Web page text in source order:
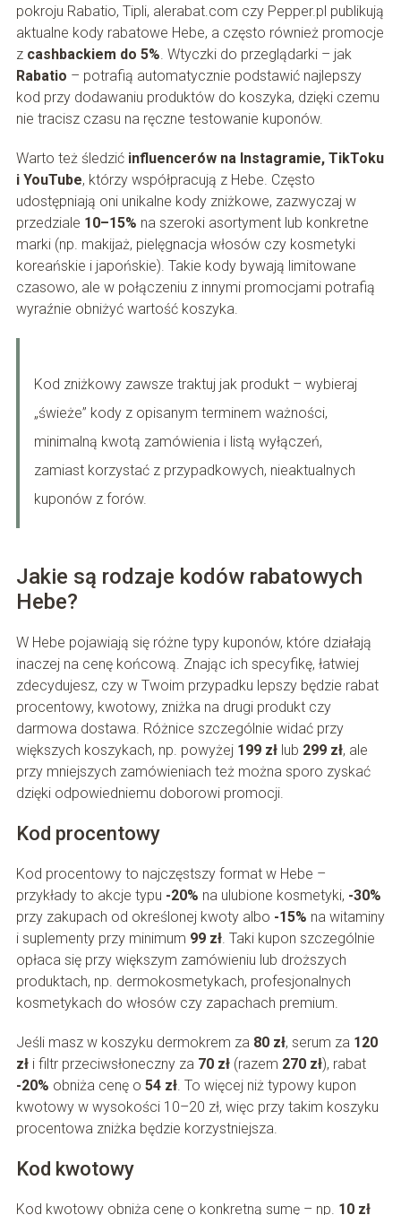
pokroju Rabatio, Tipli, alerabat.com czy Pepper.pl publikują
aktualne kody rabatowe Hebe, a często również promocje
z cashbackiem do 5%. Wtyczki do przeglądarki – jak
Rabatio – potrafią automatycznie podstawić najlepszy
kod przy dodawaniu produktów do koszyka, dzięki czemu
nie tracisz czasu na ręczne testowanie kuponów.
Warto też śledzić influencerów na Instagramie, TikToku
i YouTube, którzy współpracują z Hebe. Często
udostępniają oni unikalne kody zniżkowe, zazwyczaj w
przedziale 10–15% na szeroki asortyment lub konkretne
marki (np. makijaż, pielęgnacja włosów czy kosmetyki
koreańskie i japońskie). Takie kody bywają limitowane
czasowo, ale w połączeniu z innymi promocjami potrafią
wyraźnie obniżyć wartość koszyka.
Kod zniżkowy zawsze traktuj jak produkt – wybieraj
„świeże” kody z opisanym terminem ważności,
minimalną kwotą zamówienia i listą wyłączeń,
zamiast korzystać z przypadkowych, nieaktualnych
kuponów z forów.
Jakie są rodzaje kodów rabatowych
Hebe?
W Hebe pojawiają się różne typy kuponów, które działają
inaczej na cenę końcową. Znając ich specyfikę, łatwiej
zdecydujesz, czy w Twoim przypadku lepszy będzie rabat
procentowy, kwotowy, zniżka na drugi produkt czy
darmowa dostawa. Różnice szczególnie widać przy
większych koszykach, np. powyżej 199 złlub 299 zł, ale
przy mniejszych zamówieniach też można sporo zyskać
dzięki odpowiedniemu doborowi promocji.
Kod procentowy
Kod procentowy to najczęstszy format w Hebe –
przykłady to akcje typu -20% na ulubione kosmetyki, -30%
przy zakupach od określonej kwoty albo -15% na witaminy
i suplementy przy minimum 99 zł. Taki kupon szczególnie
opłaca się przy większym zamówieniu lub droższych
produktach, np. dermokosmetykach, profesjonalnych
kosmetykach do włosów czy zapachach premium.
Jeśli masz w koszyku dermokrem za 80 zł, serum za 120
złi filtr przeciwsłoneczny za 70 zł(razem 270 zł), rabat
-20% obniża cenę o 54 zł. To więcej niż typowy kupon
kwotowy w wysokości 10–20 zł, więc przy takim koszyku
procentowa zniżka będzie korzystniejsza.
Kod kwotowy
Kod kwotowy obniża cenę o konkretną sumę – np. 10 zł